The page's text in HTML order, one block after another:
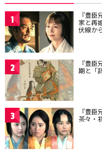
1 『豊
家と再
伏線か
2 『豊
期と「
3 『豊
茶々・